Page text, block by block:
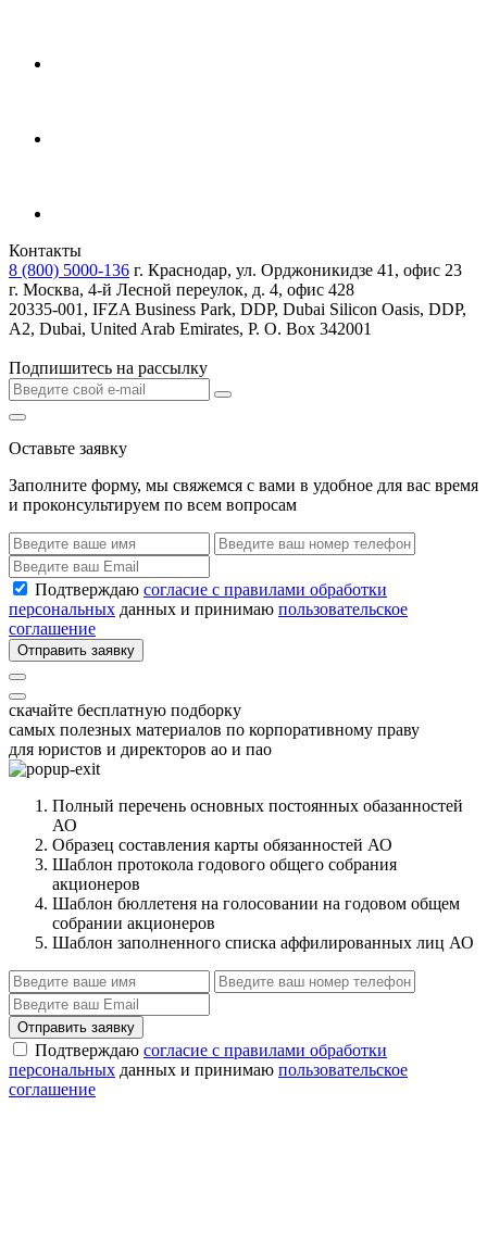
Контакты
8 (800) 5000-136 г. Краснодар, ул. Орджоникидзе 41, офис 23
г. Москва, 4-й Лесной переулок, д. 4, офис 428
20335-001, IFZA Business Park, DDP, Dubai Silicon Oasis, DDP,
A2, Dubai, United Arab Emirates, P. O. Box 342001
Подпишитесь на рассылку
Оставьте заявку
Заполните форму, мы свяжемся с вами в удобное для вас время
и проконсультируем по всем вопросам
Подтверждаю согласие с правилами обработки
персональных данных и принимаю пользовательское
соглашение
Отправить заявку
скачайте бесплатную подборку
самых полезных материалов по корпоративному праву
для юристов и директоров ао и пао
Полный перечень основных постоянных обазанностей
АО
Образец составления карты обязанностей АО
Шаблон протокола годового общего собрания
акционеров
Шаблон бюллетеня на голосовании на годовом общем
собрании акционеров
Шаблон заполненного списка аффилированных лиц АО
Отправить заявку
Подтверждаю согласие с правилами обработки
персональных данных и принимаю пользовательское
соглашение